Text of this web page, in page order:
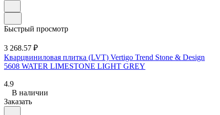
Быстрый просмотр
3 268.57 ₽
Кварцвиниловая плитка (LVT) Vertigo Trend Stone & Design
5608 WATER LIMESTONE LIGHT GREY
4.9
В наличии
Заказать